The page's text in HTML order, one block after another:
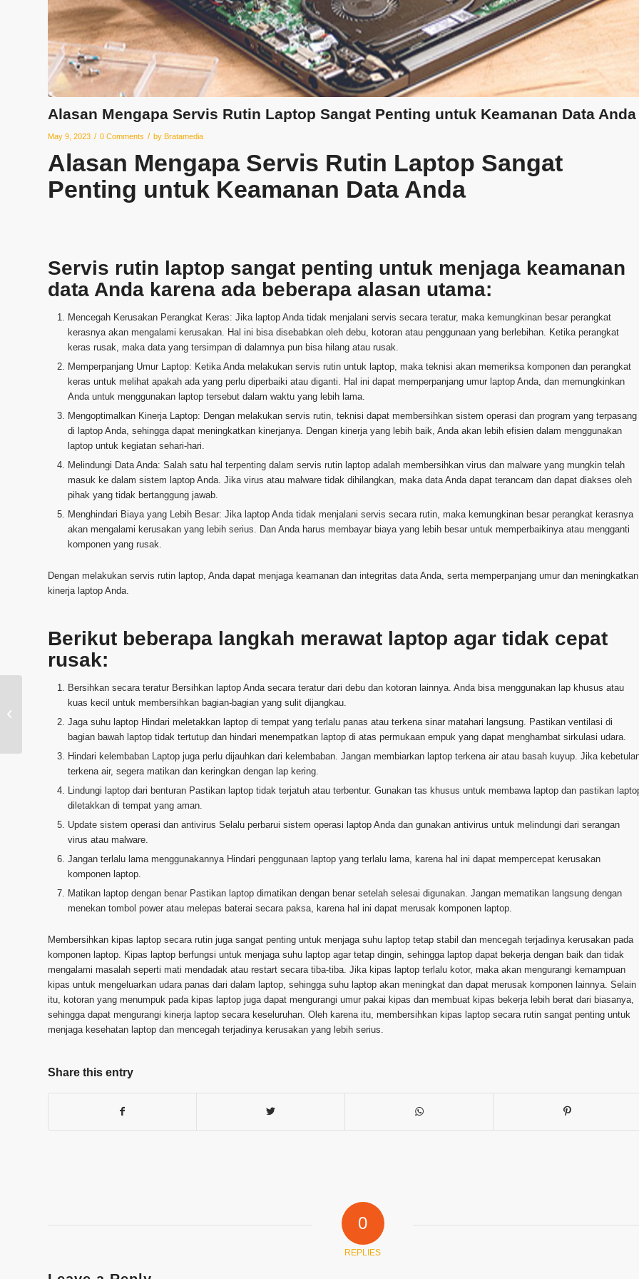
Alasan Mengapa Servis Rutin Laptop Sangat Penting untuk Keamanan Data Anda
May 9, 2023 / 0 Comments / by Bratamedia
Alasan Mengapa Servis Rutin Laptop Sangat
Penting untuk Keamanan Data Anda
Servis rutin laptop sangat penting untuk menjaga keamanan
data Anda karena ada beberapa alasan utama:
Mencegah Kerusakan Perangkat Keras: Jika laptop Anda tidak menjalani servis secara teratur, maka kemungkinan besar perangkat
kerasnya akan mengalami kerusakan. Hal ini bisa disebabkan oleh debu, kotoran atau penggunaan yang berlebihan. Ketika perangkat
keras rusak, maka data yang tersimpan di dalamnya pun bisa hilang atau rusak.
Memperpanjang Umur Laptop: Ketika Anda melakukan servis rutin untuk laptop, maka teknisi akan memeriksa komponen dan perangkat
keras untuk melihat apakah ada yang perlu diperbaiki atau diganti. Hal ini dapat memperpanjang umur laptop Anda, dan memungkinkan
Anda untuk menggunakan laptop tersebut dalam waktu yang lebih lama.
Mengoptimalkan Kinerja Laptop: Dengan melakukan servis rutin, teknisi dapat membersihkan sistem operasi dan program yang terpasang
di laptop Anda, sehingga dapat meningkatkan kinerjanya. Dengan kinerja yang lebih baik, Anda akan lebih efisien dalam menggunakan
laptop untuk kegiatan sehari-hari.
Melindungi Data Anda: Salah satu hal terpenting dalam servis rutin laptop adalah membersihkan virus dan malware yang mungkin telah
masuk ke dalam sistem laptop Anda. Jika virus atau malware tidak dihilangkan, maka data Anda dapat terancam dan dapat diakses oleh
pihak yang tidak bertanggung jawab.
Menghindari Biaya yang Lebih Besar: Jika laptop Anda tidak menjalani servis secara rutin, maka kemungkinan besar perangkat kerasnya
akan mengalami kerusakan yang lebih serius. Dan Anda harus membayar biaya yang lebih besar untuk memperbaikinya atau mengganti
komponen yang rusak.
Dengan melakukan servis rutin laptop, Anda dapat menjaga keamanan dan integritas data Anda, serta memperpanjang umur dan meningkatkan
kinerja laptop Anda.
Berikut beberapa langkah merawat laptop agar tidak cepat
rusak:
Bersihkan secara teratur Bersihkan laptop Anda secara teratur dari debu dan kotoran lainnya. Anda bisa menggunakan lap khusus atau
kuas kecil untuk membersihkan bagian-bagian yang sulit dijangkau.
Jaga suhu laptop Hindari meletakkan laptop di tempat yang terlalu panas atau terkena sinar matahari langsung. Pastikan ventilasi di
bagian bawah laptop tidak tertutup dan hindari menempatkan laptop di atas permukaan empuk yang dapat menghambat sirkulasi udara.
Hindari kelembaban Laptop juga perlu dijauhkan dari kelembaban. Jangan membiarkan laptop terkena air atau basah kuyup. Jika
terkena air, segera matikan dan keringkan dengan lap kering.
Lindungi laptop dari benturan Pastikan laptop tidak terjatuh atau terbentur. Gunakan tas khusus untuk membawa laptop dan pastikan
diletakkan di tempat yang aman.
Update sistem operasi dan antivirus Selalu perbarui sistem operasi laptop Anda dan gunakan antivirus untuk melindungi dari serangan
virus atau malware.
Jangan terlalu lama menggunakannya Hindari penggunaan laptop yang terlalu lama, karena hal ini dapat mempercepat kerusakan
komponen laptop.
Matikan laptop dengan benar Pastikan laptop dimatikan dengan benar setelah selesai digunakan. Jangan mematikan langsung dengan
menekan tombol power atau melepas baterai secara paksa, karena hal ini dapat merusak komponen laptop.
Membersihkan kipas laptop secara rutin juga sangat penting untuk menjaga suhu laptop tetap stabil dan mencegah terjadinya kerusakan pada
komponen laptop. Kipas laptop berfungsi untuk menjaga suhu laptop agar tetap dingin, sehingga laptop dapat bekerja dengan baik dan tidak
mengalami masalah seperti mati mendadak atau restart secara tiba-tiba. Jika kipas laptop terlalu kotor, maka akan mengurangi kemampuan
kipas untuk mengeluarkan udara panas dari dalam laptop, sehingga suhu laptop akan meningkat dan dapat merusak komponen lainnya. Selain
itu, kotoran yang menumpuk pada kipas laptop juga dapat mengurangi umur pakai kipas dan membuat kipas bekerja lebih berat dari biasanya,
sehingga dapat mengurangi kinerja laptop secara keseluruhan. Oleh karena itu, membersihkan kipas laptop secara rutin sangat penting untuk
menjaga kesehatan laptop dan mencegah terjadinya kerusakan yang lebih serius.
Share this entry
0
REPLIES
Bagaimana Servis Rutin
Laptop Membantu
Memperpanjang Umur
Laptop Anda